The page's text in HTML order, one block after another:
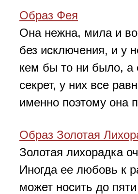
Образ Фея
Она нежна, мила и
без исключения, и у
кем бы то ни было, а
секрет, у них все
именно поэтому она
Образ Золотая
Золотая лихорадка
Иногда ее любовь к
может носить до